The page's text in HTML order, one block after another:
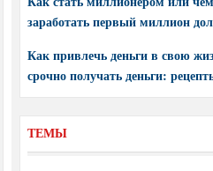
заработать первый миллион
Как привлечь деньги в свою
срочно получать деньги:
ТЕМЫ